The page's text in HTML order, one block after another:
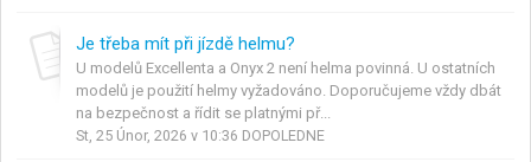
Je třeba mít při jízdě helmu?
U modelů Excellenta a Onyx 2 není helma povinná. U ostatních
modelů je použití helmy vyžadováno. Doporučujeme vždy dbát
na bezpečnost a řídit se platnými př...
St, 25 Únor, 2026 v 10:36 DOPOLEDNE